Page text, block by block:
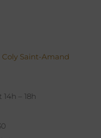
Saint-Amand
– 18h